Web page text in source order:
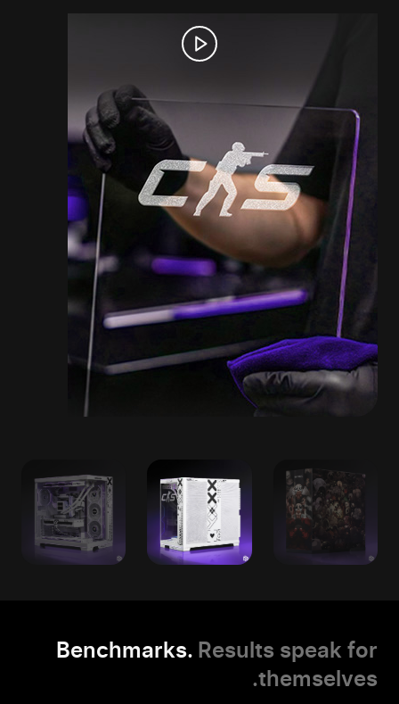
Benchmarks. Results speak for
themselves.